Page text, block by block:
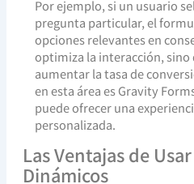
Por ejemplo, si un usuario
pregunta particular, el
opciones relevantes en
optimiza la interacción,
aumentar la tasa de
en esta área es Gravity
puede ofrecer una
personalizada.
Las Ventajas de
Dinámicos